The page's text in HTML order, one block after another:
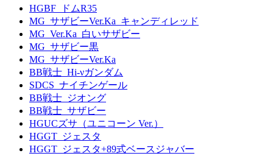
HGBF_ドムR35
MG_サザビーVer.Ka_キャンディレッド
MG_Ver.Ka_白いサザビー
MG_サザビー黒
MG_サザビーVer.Ka
BB戦士_Hi-νガンダム
SDCS_ナイチンゲール
BB戦士_ジオング
BB戦士_サザビー
HGUCズサ（ユニコーン Ver.）
HGGT_ジェスタ
HGGT_ジェスタ+89式ベースジャバー